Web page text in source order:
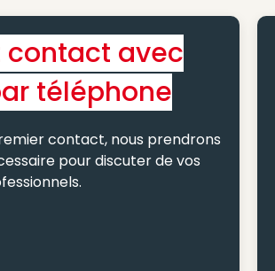
contact avec
téléphone
contact, nous prendrons
pour discuter de vos